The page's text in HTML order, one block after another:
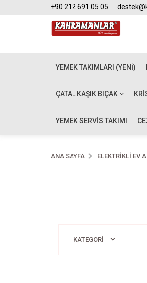
+90 212 691 05 05
YEMEK TAKIMLARI (YENİ)
ÇATAL KAŞIK BIÇAK
YEMEK SERVİS TAKIMI
ANA SAYFA ELEKTRIKLI EV
KATEGORİ